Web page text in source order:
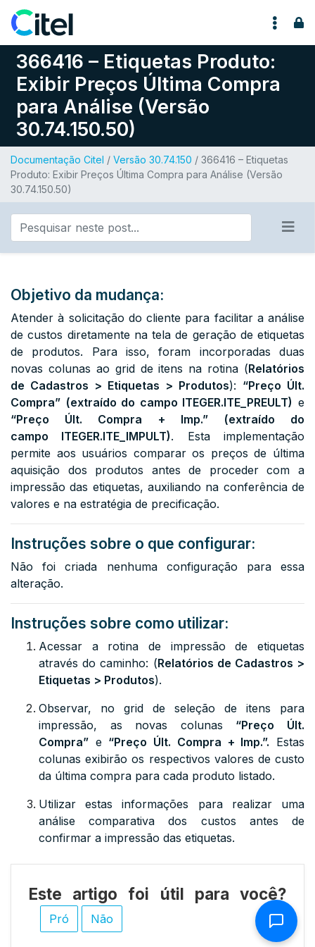
Pular para o conteúdo
366416 – Etiquetas Produto:
Exibir Preços Última Compra
para Análise (Versão
30.74.150.50)
Documentação Citel / Versão 30.74.150 / 366416 – Etiquetas
Produto: Exibir Preços Última Compra para Análise (Versão
30.74.150.50)
Objetivo da mudança:
Atender à solicitação do cliente para facilitar a análise
de custos diretamente na tela de geração de etiquetas
de produtos. Para isso, foram incorporadas duas
novas colunas ao grid de itens na rotina (Relatórios
de Cadastros > Etiquetas > Produtos): “Preço Últ.
Compra” (extraído do campo ITEGER.ITE_PREULT) e
“Preço Últ. Compra + Imp.”
(extraído do
campo ITEGER.ITE_IMPULT). Esta implementação
permite aos usuários comparar os preços de última
aquisição dos produtos antes de proceder com a
impressão das etiquetas, auxiliando na conferência de
valores e na estratégia de precificação.
Instruções sobre o que configurar:
Não foi criada nenhuma configuração para essa
alteração.
Instruções sobre como utilizar:
Acessar a rotina de impressão de etiquetas
através do caminho: (Relatórios de Cadastros >
Etiquetas > Produtos).
Observar, no grid de seleção de itens para
impressão, as novas colunas “Preço Últ.
Compra” e “Preço Últ. Compra + Imp.”. Estas
colunas exibirão os respectivos valores de custo
da última compra para cada produto listado.
Utilizar estas informações para realizar uma
análise comparativa dos custos antes de
confirmar a impressão das etiquetas.
Este artigo foi útil para você?
Pró Não